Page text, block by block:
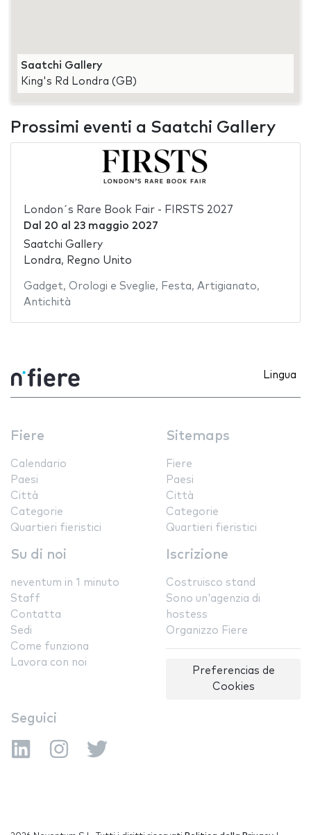
Saatchi Gallery
King's Rd Londra (GB)
Prossimi eventi a Saatchi Gallery
London´s Rare Book Fair - FIRSTS 2027
Dal 20 al 23 maggio 2027
Saatchi Gallery
Londra, Regno Unito
Gadget, Orologi e Sveglie, Festa, Artigianato,
Antichità
Lingua
Fiere
Calendario
Paesi
Città
Categorie
Quartieri fieristici
Sitemaps
Fiere
Paesi
Città
Categorie
Quartieri fieristici
Su di noi
neventum in 1 minuto
Staff
Contatta
Sedi
Come funziona
Lavora con noi
Iscrizione
Costruisco stand
Sono un'agenzia di
hostess
Organizzo Fiere
Preferencias de
Cookies
Seguici